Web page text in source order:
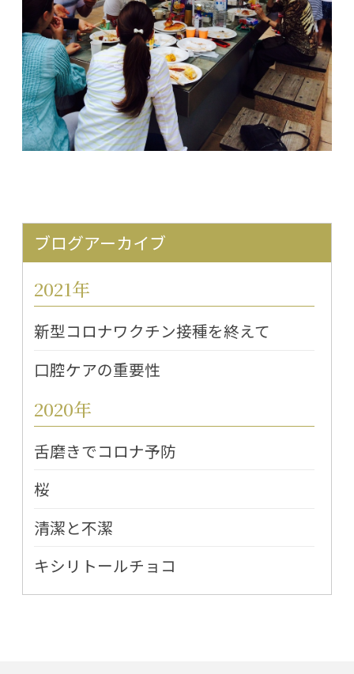
ブログアーカイブ
2021年
新型コロナワクチン接種を終えて
口腔ケアの重要性
2020年
舌磨きでコロナ予防
桜
清潔と不潔
キシリトールチョコ